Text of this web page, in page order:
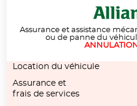
Assurance et assistance
ou de panne du
Location du véhicule
Assurance et
frais de services